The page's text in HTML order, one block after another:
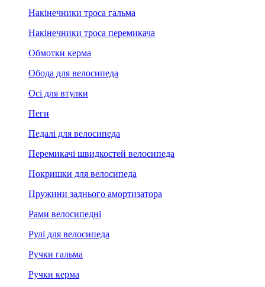
Накінечники троса гальма
Накінечники троса перемикача
Обмотки керма
Обода для велосипеда
Осі для втулки
Пеги
Педалі для велосипеда
Перемикачі швидкостей велосипеда
Покришки для велосипеда
Пружини заднього амортизатора
Рами велосипедні
Рулі для велосипеда
Ручки гальма
Ручки керма